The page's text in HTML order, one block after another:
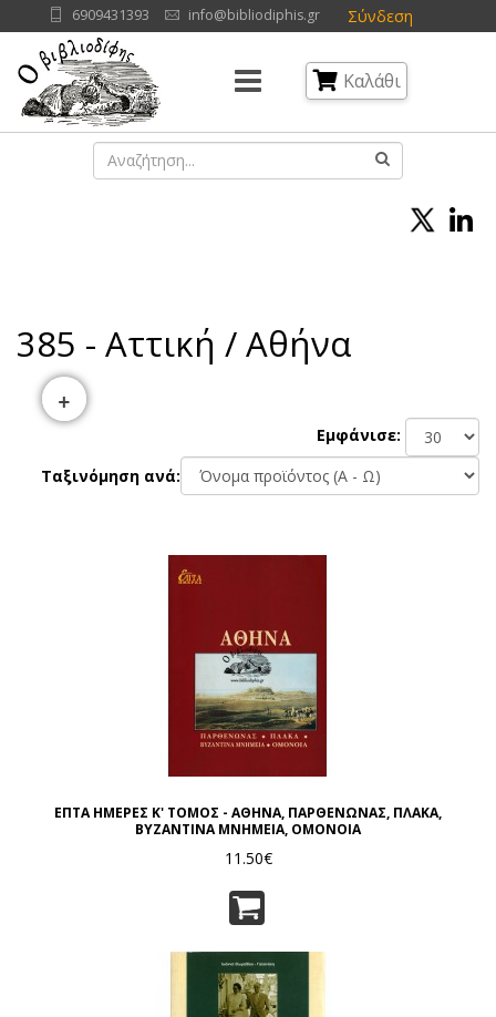
Σύνδεση
6909431393 info@bibliodiphis.gr
Καλάθι
385 - Αττική / Αθήνα
Εμφάνισε:
Ταξινόμηση ανά:
ΕΠΤΑ ΗΜΕΡΕΣ Κ' ΤΟΜΟΣ - ΑΘΗΝΑ, ΠΑΡΘΕΝΩΝΑΣ, ΠΛΑΚΑ,
ΒΥΖΑΝΤΙΝΑ ΜΝΗΜΕΙΑ, ΟΜΟΝΟΙΑ
11.50€
+